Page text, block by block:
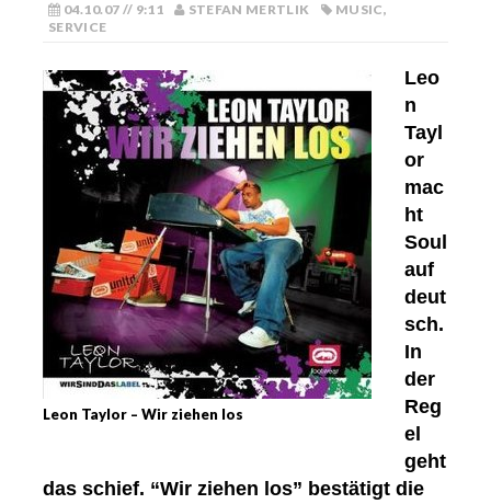
04.10.07 // 9:11 STEFAN MERTLIK MUSIC,
SERVICE
Leon Taylor – Wir ziehen los
Leo
n
Tayl
or
mac
ht
Soul
auf
deut
sch.
In
der
Reg
el
geht
das schief. “Wir ziehen los” bestätigt die